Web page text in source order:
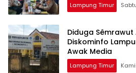
Lampung Timur
Diduga
Diskominfo
Awak Media
Lampung Timur